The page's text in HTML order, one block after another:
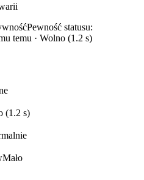
Pewność statusu:
temu · Wolno (1.2 s)
(1.2 s)
Mało